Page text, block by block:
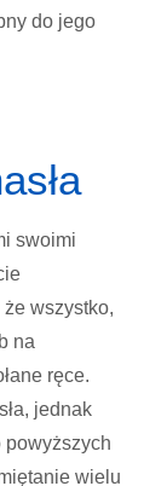
do jego
swoimi
wszystko,
na
ręce.
jednak
powyższych
wielu